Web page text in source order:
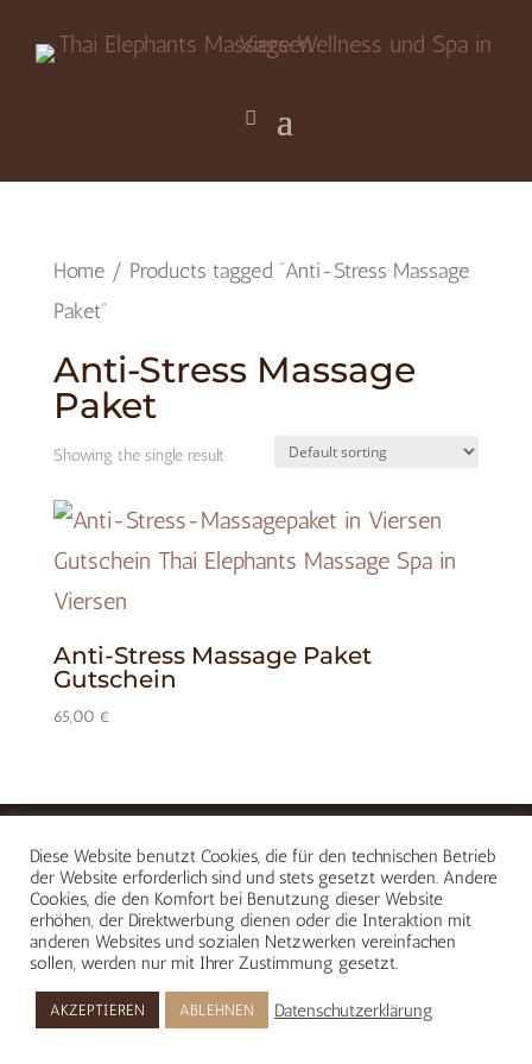
Home/ Products tagged “Anti-Stress Massage
Paket”
Anti-Stress Massage
Paket
Showing the single result
Anti-Stress Massage Paket
Gutschein
65,00 €
Diese Website benutzt Cookies, die für den technischen Betrieb
der Website erforderlich sind und stets gesetzt werden. Andere
Cookies, die den Komfort bei Benutzung dieser Website
erhöhen, der Direktwerbung dienen oder die Interaktion mit
anderen Websites und sozialen Netzwerken vereinfachen
sollen, werden nur mit Ihrer Zustimmung gesetzt.
AKZEPTIEREN ABLEHNEN Datenschutzerklärung